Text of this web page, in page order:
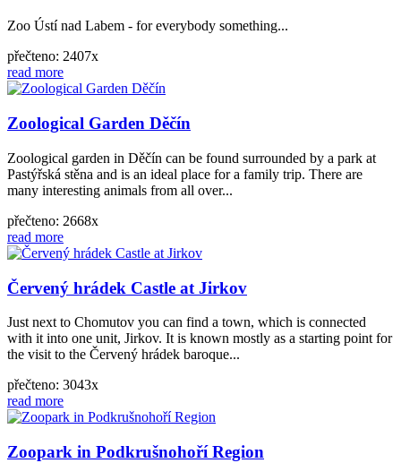
Zoo Ústí nad Labem - for everybody something...
přečteno: 2407x
read more
Zoological Garden Děčín
Zoological garden in Děčín can be found surrounded by a park at
Pastýřská stěna and is an ideal place for a family trip. There are
many interesting animals from all over...
přečteno: 2668x
read more
Červený hrádek Castle at Jirkov
Just next to Chomutov you can find a town, which is connected
with it into one unit, Jirkov. It is known mostly as a starting point for
the visit to the Červený hrádek baroque...
přečteno: 3043x
read more
Zoopark in Podkrušnohoří Region